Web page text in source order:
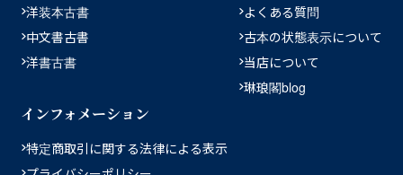
洋装本古書
中文書古書
洋書古書
よくある質問
古本の状態表示について
当店について
琳琅閣blog
インフォメーション
特定商取引に関する法律による表示